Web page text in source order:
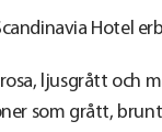
Hotel
ljusgrått och
som grått,